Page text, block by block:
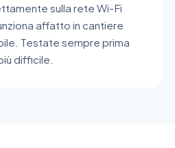
sulla rete Wi-Fi
affatto in cantiere
Testate sempre prima
difficile.